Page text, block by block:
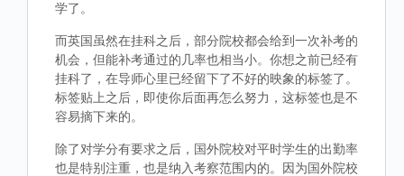
学了。
而英国虽然在挂科之后，部分院校都会给到一次补考的
机会，但能补考通过的几率也相当小。你想之前已经有
挂科了，在导师心里已经留下了不好的映象的标签了。
标签贴上之后，即使你后面再怎么努力，这标签也是不
容易摘下来的。
除了对学分有要求之后，国外院校对平时学生的出勤率
也是特别注重，也是纳入考察范围内的。因为国外院校